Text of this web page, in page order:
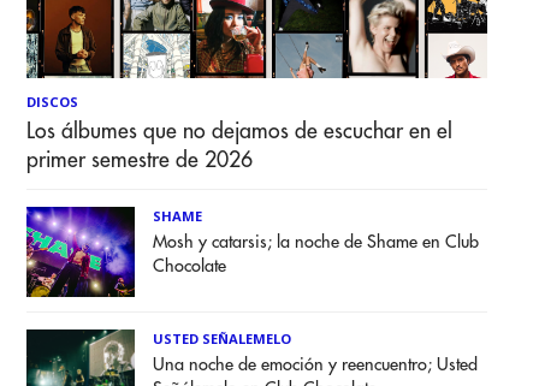
DISCOS
Los álbumes que no dejamos de escuchar en el
primer semestre de 2026
SHAME
Mosh y catarsis; la noche de Shame en Club
Chocolate
USTED SEÑALEMELO
Una noche de emoción y reencuentro; Usted